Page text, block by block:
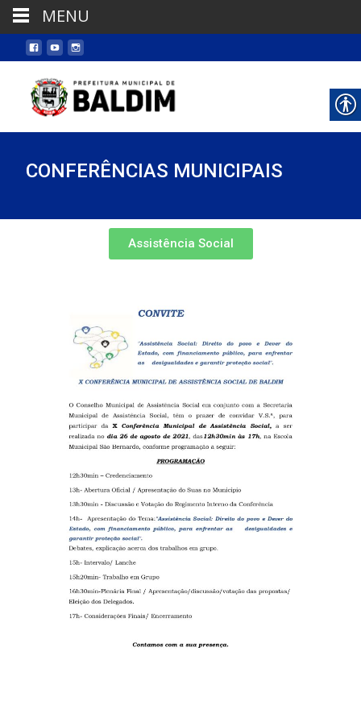
CONFERÊNCIAS MUNICIPAIS
Assistência Social
MENU